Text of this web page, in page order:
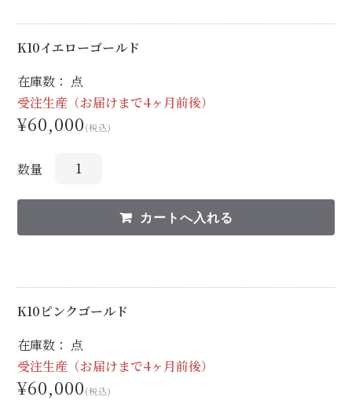
K10イエローゴールド
在庫数： 点
受注生産（お届けまで4ヶ月前後）
¥60,000(税込)
数量
K10ピンクゴールド
在庫数： 点
受注生産（お届けまで4ヶ月前後）
¥60,000(税込)